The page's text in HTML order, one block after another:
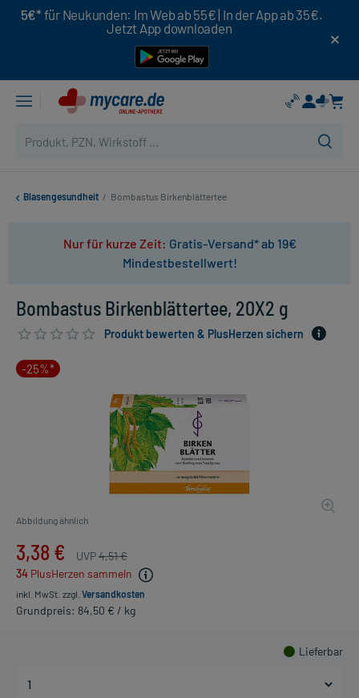
5€* für Neukunden: Im Web ab 55€ | In der App ab 35€.
Jetzt App downloaden
Blasengesundheit / Bombastus Birkenblättertee
Nur für kurze Zeit: Gratis-Versand* ab 19€
Mindestbestellwert!
Bombastus Birkenblättertee, 20X2 g
Produkt bewerten & PlusHerzen sichern
-25%*
Abbildung ähnlich
3,38 € UVP4,51 €
34 PlusHerzen sammeln
inkl. MwSt. zzgl. Versandkosten
Grundpreis: 84,50 € / kg
Lieferbar